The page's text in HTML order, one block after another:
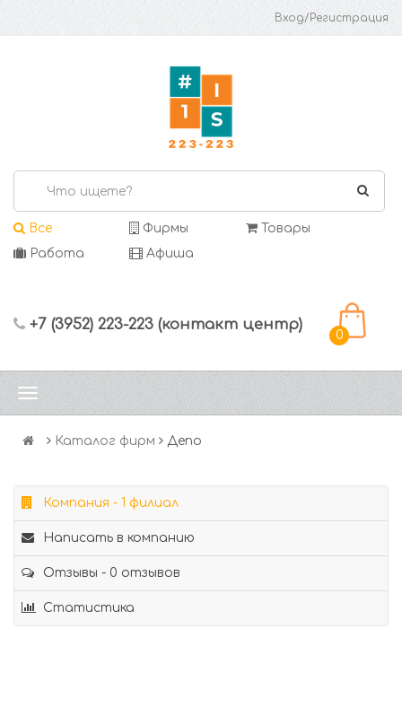
Вход/Регистрация
Все Фирмы
Товары
Работа
Афиша
+7 (3952) 223-223 (контакт центр)
0
Каталог фирм Депо
Компания - 1 филиал
Написать в компанию
Отзывы - 0 отзывов
Статистика